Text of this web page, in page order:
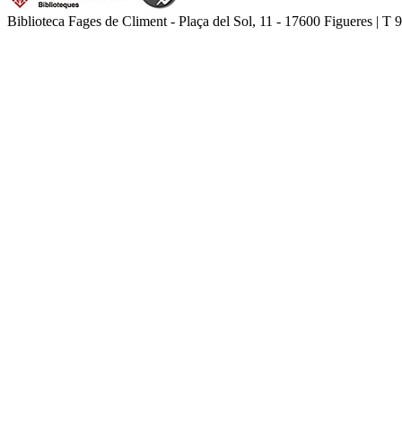
Biblioteca Fages de Climent - Plaça del Sol, 11 - 17600 Figueres |